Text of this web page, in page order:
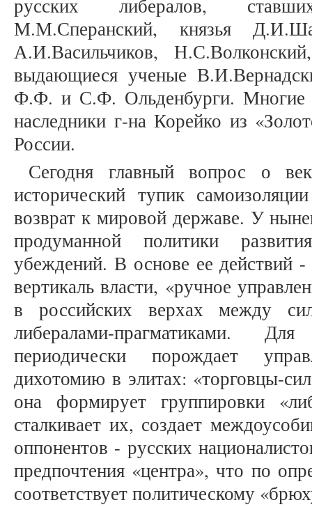
русских либералов,
М.М.Сперанский, князья
А.И.Васильчиков,
выдающиеся ученые
Ф.Ф. и С.Ф. Ольденбурги. Многие
наследники г-на Корейко из
России.
Сегодня главный вопрос о
исторический тупик
возврат к мировой державе. У
продуманной политики
убеждений. В основе ее действий -
вертикаль власти, «ручное
в российских верхах между
либералами-прагматиками.
периодически порождает
дихотомию в элитах: «торговцы-
она формирует группировки
сталкивает их, создает
оппонентов - русских
предпочтения «центра», что по
соответствует политическому